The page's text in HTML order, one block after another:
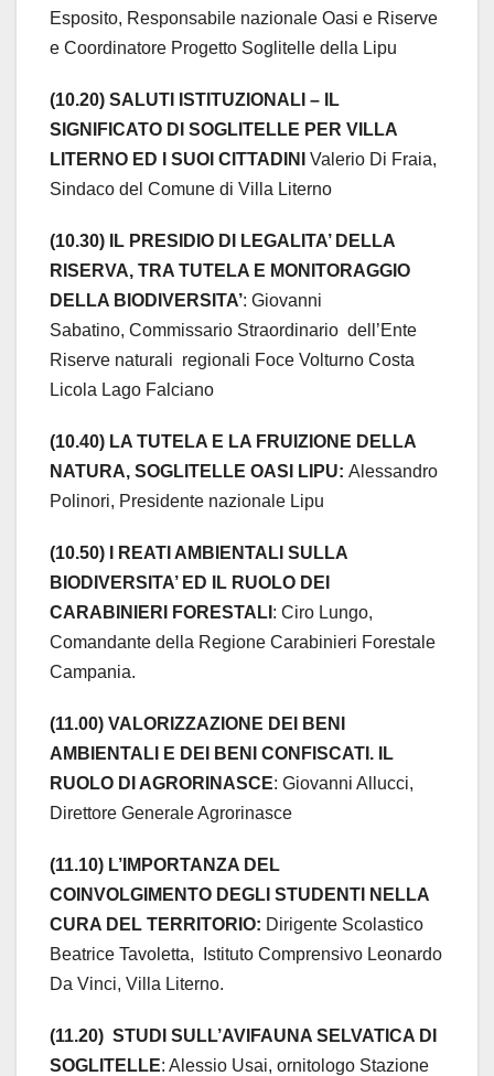
Esposito, Responsabile nazionale Oasi e Riserve
e Coordinatore Progetto Soglitelle della Lipu
(10.20) SALUTI ISTITUZIONALI – IL
SIGNIFICATO DI SOGLITELLE PER VILLA
LITERNO ED I SUOI CITTADINI
Valerio Di Fraia,
Sindaco del Comune di Villa Literno
(10.30) IL PRESIDIO DI LEGALITA’ DELLA
RISERVA, TRA TUTELA E MONITORAGGIO
DELLA BIODIVERSITA’: Giovanni
Sabatino, Commissario Straordinario dell’Ente
Riserve naturali regionali Foce Volturno Costa
Licola Lago Falciano
(10.40) LA TUTELA E LA FRUIZIONE DELLA
NATURA, SOGLITELLE OASI LIPU: Alessandro
Polinori, Presidente nazionale Lipu
(10.50) I REATI AMBIENTALI SULLA
BIODIVERSITA’ ED IL RUOLO DEI
CARABINIERI FORESTALI : Ciro Lungo,
Comandante della Regione Carabinieri Forestale
Campania.
(11.00) VALORIZZAZIONE DEI BENI
AMBIENTALI E DEI BENI CONFISCATI. IL
RUOLO DI AGRORINASCE: Giovanni Allucci,
Direttore Generale Agrorinasce
(11.10) L’IMPORTANZA DEL
COINVOLGIMENTO DEGLI STUDENTI NELLA
CURA DEL TERRITORIO: Dirigente Scolastico
Beatrice Tavoletta, Istituto Comprensivo Leonardo
Da Vinci, Villa Literno.
(11.20) STUDI SULL’AVIFAUNA SELVATICA DI
SOGLITELLE: Alessio Usai, ornitologo Stazione